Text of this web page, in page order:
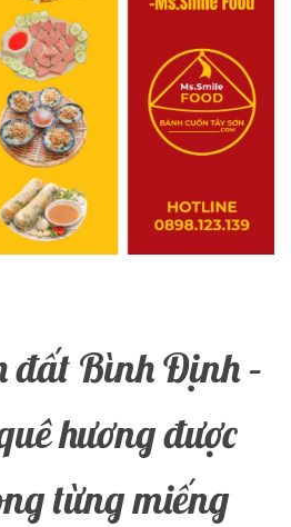
đất Bình Định –
hương được
từng miếng